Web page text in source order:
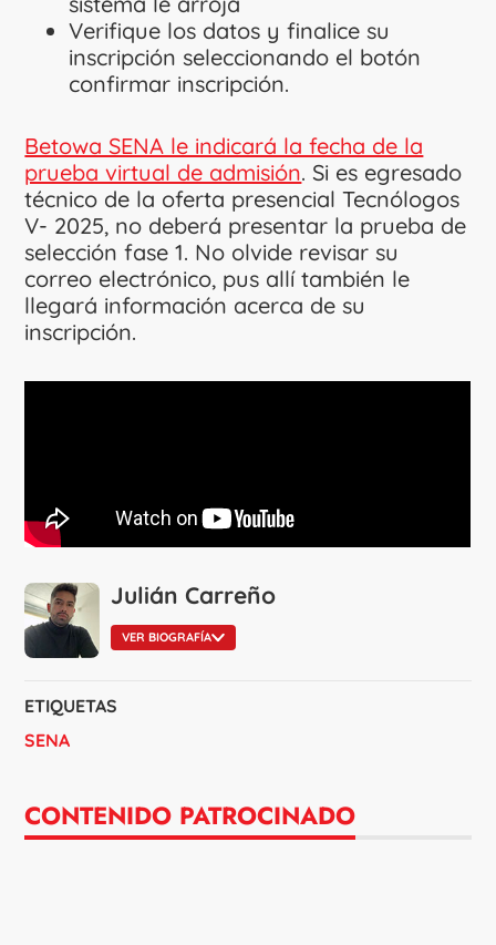
Verifique los datos y finalice su
inscripción seleccionando el botón
confirmar inscripción.
Betowa SENA le indicará la fecha de la
prueba virtual de admisión. Si es egresado
técnico de la oferta presencial Tecnólogos
V- 2025, no deberá presentar la prueba de
selección fase 1. No olvide revisar su
correo electrónico, pus allí también le
llegará información acerca de su
inscripción.
Julián Carreño
VER BIOGRAFÍA
ETIQUETAS
SENA
CONTENIDO PATROCINADO